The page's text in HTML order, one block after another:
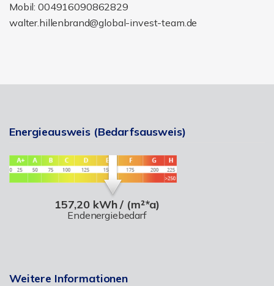
Mobil: 004916090862829
walter.hillenbrand@global-invest-team.de
Energieausweis (Bedarfsausweis)
157,20 kWh / (m²*a)
Endenergiebedarf
Weitere Informationen